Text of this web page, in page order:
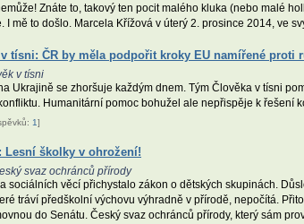
Znáte to, takový ten pocit malého kluka (nebo malé
I mě to došlo. Marcela Křížová v úterý 2. prosince 2014, ve
tísni: ČR by měla podpořit kroky EU namířené proti
v tísni
Ukrajině se zhoršuje každým dnem. Tým Člověka v tísni
Humanitární pomoc bohužel ale nepřispěje k řešení
1]
Lesní školky v ohrožení!
svaz ochránců přírody
sociálních věcí přichystalo zákon o dětských skupinách.
tráví předškolní výchovu výhradně v přírodě, nepočítá.
do Senátu. Český svaz ochránců přírody, který sám